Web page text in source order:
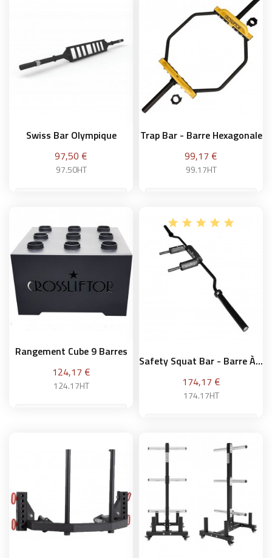
Ajouter au panier
Swiss Bar Olympique
Prix
97,50 €
97.50HT
Ajouter au panier
Trap Bar - Barre Hexagonale
Prix
99,17 €
99.17HT
Ajouter au panier
Rangement Cube 9 Barres
Prix
124,17 €
124.17HT
Ajouter au panier
Safety Squat Bar - Barre À...
Prix
174,17 €
174.17HT
Ajouter au panier